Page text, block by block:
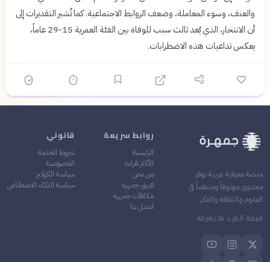
والعنف، وسوء المعاملة، وضعف الروابط الاجتماعية. كما تُشير التقديرات إلى
أن الانتحار، الذي يُعد ثالث سبب للوفاة بين الفئة العمرية 15-29 عاماً،
يعكس تداعيات هذه الاضطرابات.
منصة معرفية عربية توفر
محتوى موثوقاً ومنظماً في
العلوم والثقافة والفكر
قيمة المرء ما يعرفه
روابط سريعة
الرئيسية
الأكثر قراءة
من نحن
فريق جمهرة
مكافآت جمهرة
اتصل بنا
قانوني
شروط الخدمة
الخصوصية
سياسة الكوكيز
سياسة الذكاء الاصطناعي